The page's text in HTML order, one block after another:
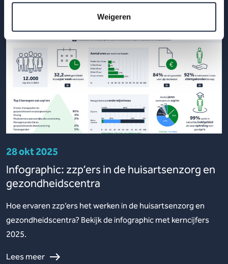
Weigeren
28 okt 2025
Infographic: zzp’ers in de huisartsenzorg en
gezondheidscentra
Hoe ervaren zzp’ers het werken in de huisartsenzorg en
gezondheidscentra? Bekijk de infographic met kerncijfers
2025.
Lees meer